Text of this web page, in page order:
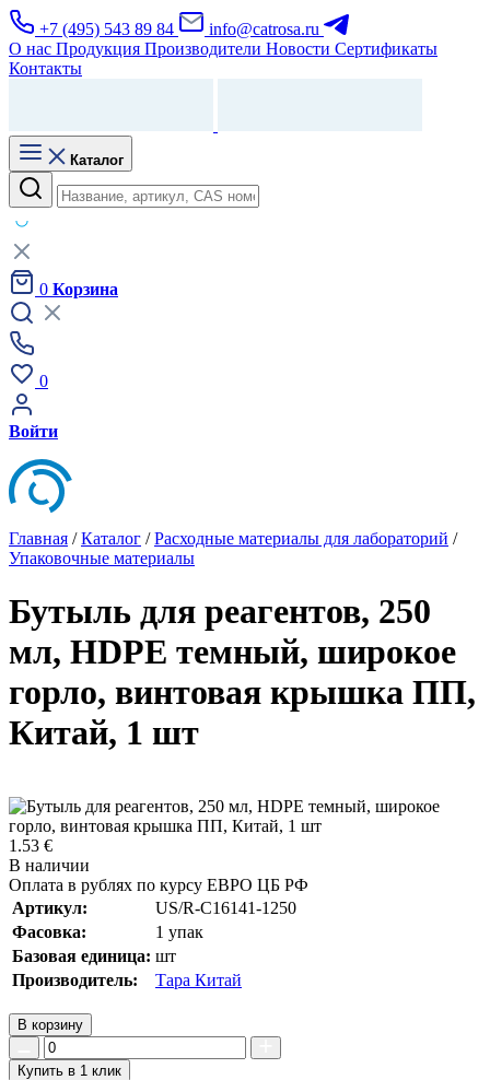
+7 (495) 543 89 84
info@catrosa.ru
О нас Продукция Производители Новости Сертификаты
Контакты
Каталог
0 Корзина
0
Войти
Главная /Каталог /Расходные материалы для лабораторий /
Упаковочные материалы
Бутыль для реагентов, 250
мл, HDPE темный, широкое
горло, винтовая крышка ПП,
Китай, 1 шт
1.53 €
В наличии
Оплата в рублях по курсу ЕВРО ЦБ РФ
Артикул:
US/R-C16141-1250
Фасовка:
1 упак
Базовая единица: шт
Производитель:
Тара Китай
В корзину
Купить в 1 клик